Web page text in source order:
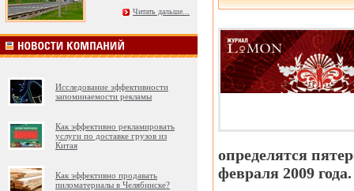
Читать дальше...
Исследование эффективности
запоминаемости рекламы
Как эффективно рекламировать
услуги по доставке грузов из
Китая
Как эффективно продавать
пиломатериалы в Челябинске?
определятся
февраля 2009 года.